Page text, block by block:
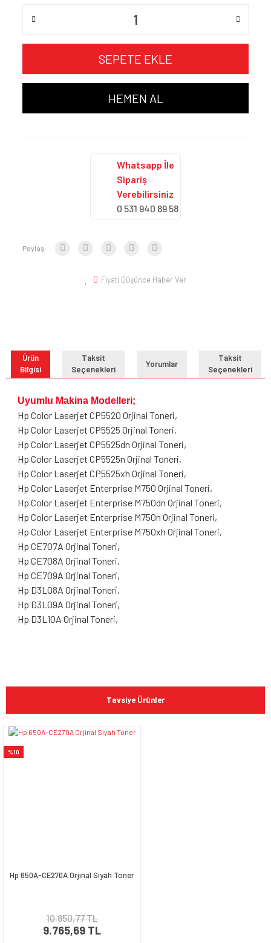
SEPETE EKLE
HEMEN AL
Whatsapp İle
Sipariş
Verebilirsiniz
0 531 940 89 58
Paylaş:
Fiyatı Düşünce Haber Ver
Ürün
Bilgisi
Taksit
Seçenekleri
Yorumlar
Taksit
Seçenekleri
Uyumlu Makina Modelleri;
Hp Color Laserjet CP5520 Orjinal Toneri,
Hp Color Laserjet CP5525 Orjinal Toneri,
Hp Color Laserjet CP5525dn Orjinal Toneri,
Hp Color Laserjet CP5525n Orjinal Toneri,
Hp Color Laserjet CP5525xh Orjinal Toneri,
Hp Color Laserjet Enterprise M750 Orjinal Toneri,
Hp Color Laserjet Enterprise M750dn Orjinal Toneri,
Hp Color Laserjet Enterprise M750n Orjinal Toneri,
Hp Color Laserjet Enterprise M750xh Orjinal Toneri,
Hp CE707A Orjinal Toneri,
Hp CE708A Orjinal Toneri,
Hp CE709A Orjinal Toneri,
Hp D3L08A Orjinal Toneri,
Hp D3L09A Orjinal Toneri,
Hp D3L10A Orjinal Toneri,
Bu ürüne ilk yorumu siz yapın!
Yorum Yaz
konularda yetersiz gördüğünüz noktaları öneri formunu
kullanarak tarafımıza iletebilirsiniz.
Tavsiye Ürünler
%10
Hp 650A-CE270A Orjinal Siyah Toner
10.850,77 TL
9.765,69 TL